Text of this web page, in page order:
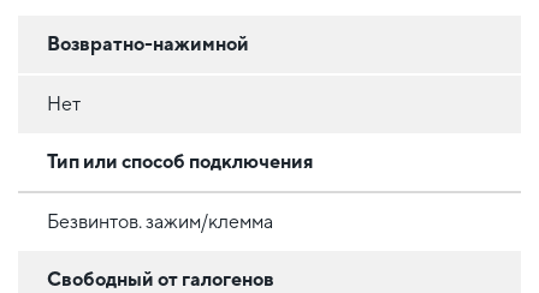
Возвратно-нажимной
Нет
Тип или способ подключения
Безвинтов. зажим/клемма
Свободный от галогенов